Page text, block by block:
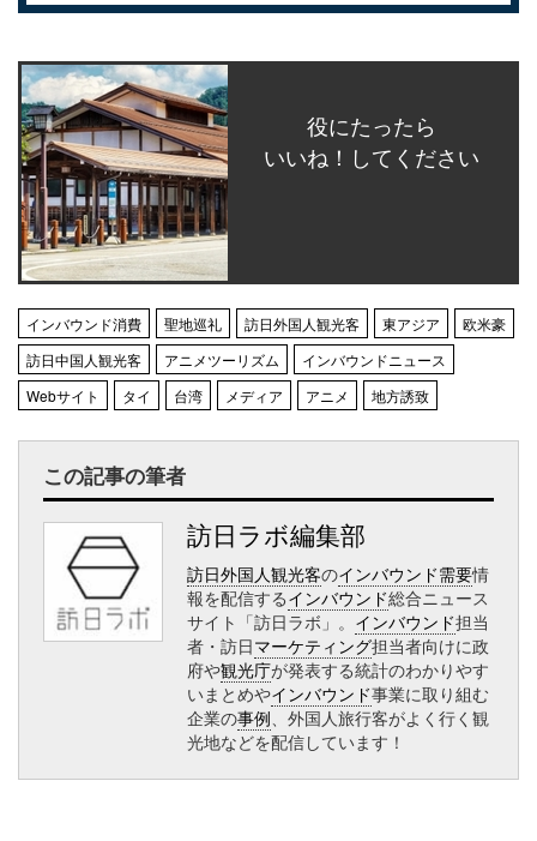
役にたったら
いいね！してください
インバウンド消費 聖地巡礼 訪日外国人観光客 東アジア
欧米豪
訪日中国人観光客
アニメツーリズム
インバウンドニュース
Webサイト
タイ 台湾 メディア アニメ 地方誘致
この記事の筆者
訪日ラボ編集部
訪日外国人観光客のインバウンド需要情
報を配信するインバウンド総合ニュース
サイト「訪日ラボ」。 インバウンド担当
者・訪日マーケティング担当者向けに政
府や観光庁が発表する統計のわかりやす
いまとめやインバウンド事業に取り組む
企業の事例、外国人旅行客がよく行く観
光地などを配信しています！